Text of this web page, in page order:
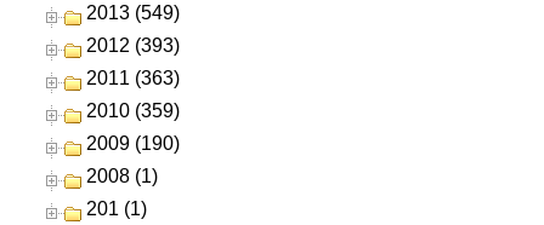
2013 (549)
2012 (393)
2011 (363)
2010 (359)
2009 (190)
2008 (1)
201 (1)